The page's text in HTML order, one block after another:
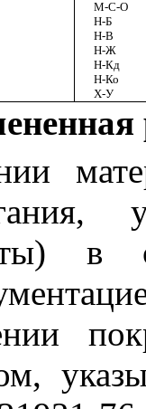
М-С-О
Н-Б
Н-В
Н-Ж
Н-Кд
Н-Ко
Х-У
в